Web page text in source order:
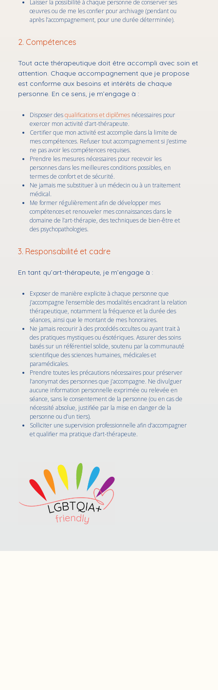
Foire aux questions
Tarifs
Prendre RDV
✉ Newsletter
podcast
Laisser la possibilité à chaque personne de conserver ses
œuvres ou de me les confier pour archivage (pendant ou
après l’accompagnement, pour une durée déterminée).
2. Compétences
Tout acte thérapeutique doit être accompli avec soin et
attention. Chaque accompagnement que je propose
est conforme aux besoins et intérêts de chaque
personne. En ce sens, je m’engage à :
Disposer desqualifications et diplômes nécessaires pour
exercer mon activité d’art-thérapeute.
Certifier que mon activité est accomplie dans la limite de
mes compétences. Refuser tout accompagnement si j’estime
ne pas avoir les compétences requises.
Prendre les mesures nécessaires pour recevoir les
personnes dans les meilleures conditions possibles, en
termes de confort et de sécurité.
Ne jamais me substituer à un médecin ou à un traitement
médical.
Me former régulièrement afin de développer mes
compétences et renouveler mes connaissances dans le
domaine de l’art-thérapie, des techniques de bien-être et
des psychopathologies.
3. Responsabilité et cadre
En tant qu’art-thérapeute, je m’engage à :
Exposer de manière explicite à chaque personne que
j’accompagne l’ensemble des modalités encadrant la relation
thérapeutique, notamment la fréquence et la durée des
séances, ainsi que le montant de mes honoraires.
Ne jamais recourir à des procédés occultes ou ayant trait à
des pratiques mystiques ou ésotériques. Assurer des soins
basés sur un référentiel solide, soutenu par la communauté
scientifique des sciences humaines, médicales et
paramédicales.
Prendre toutes les précautions nécessaires pour préserver
l’anonymat des personnes que j’accompagne. Ne divulguer
aucune information personnelle exprimée ou relevée en
séance, sans le consentement de la personne (ou en cas de
nécessité absolue, justifiée par la mise en danger de la
personne ou d’un tiers).
Solliciter une supervision professionnelle afin d’accompagner
et qualifier ma pratique d’art-thérapeute.